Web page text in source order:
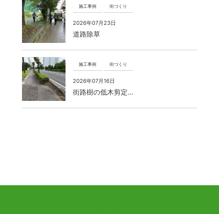
施工事例 街づくり
2026年07月23日
道路除草
施工事例 街づくり
2026年07月16日
街路樹の低木剪定…